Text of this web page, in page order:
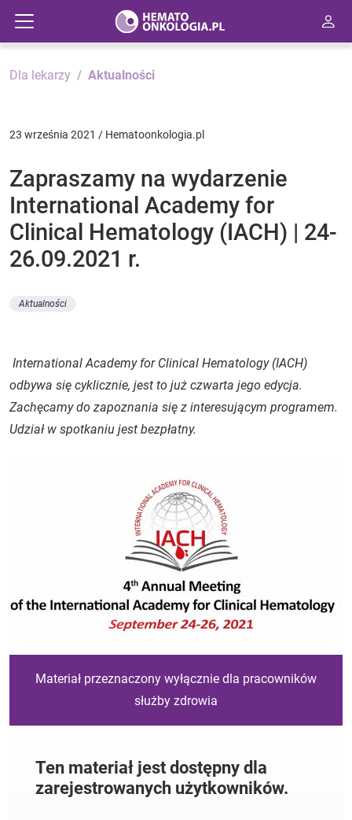
Dla lekarzy Aktualności
23 września 2021 / Hematoonkologia.pl
Zapraszamy na wydarzenie
International Academy for
Clinical Hematology (IACH) | 24-
26.09.2021 r.
Aktualności
International Academy for Clinical Hematology (IACH)
odbywa się cyklicznie, jest to już czwarta jego edycja.
Zachęcamy do zapoznania się z interesującym programem.
Udział w spotkaniu jest bezpłatny.
Materiał przeznaczony wyłącznie dla pracowników
służby zdrowia
Ten materiał jest dostępny dla
zarejestrowanych użytkowników.